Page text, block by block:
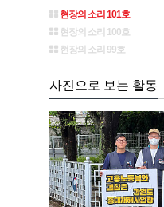
현장의 소리 101호
현장의 소리 100호
현장의 소리 99호
사진으로 보는 활동